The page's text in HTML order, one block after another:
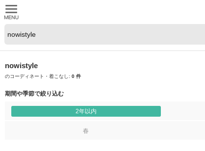
nowistyle
のコーディネート・着こなし: 0 件
期間や季節で絞り込む
2年以内
春